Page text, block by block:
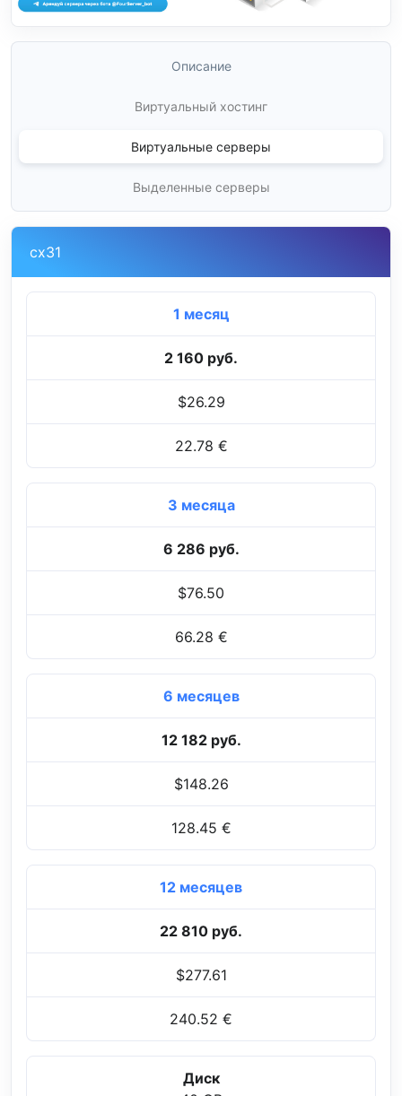
Описание
Виртуальный хостинг
Виртуальные серверы
Выделенные серверы
cx31
1 месяц
2 160 руб.
$26.29
22.78 €
3 месяца
6 286 руб.
$76.50
66.28 €
6 месяцев
12 182 руб.
$148.26
128.45 €
12 месяцев
22 810 руб.
$277.61
240.52 €
Диск